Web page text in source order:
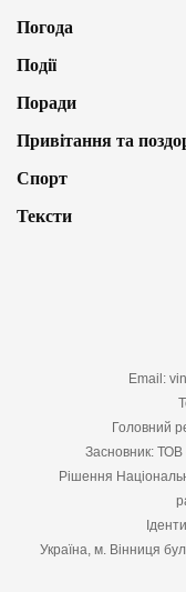
Погода
Події
Поради
Привітання та
Спорт
Тексти
Email:
Головний
Засновник:
Рішення
Україна, м. Вінниця